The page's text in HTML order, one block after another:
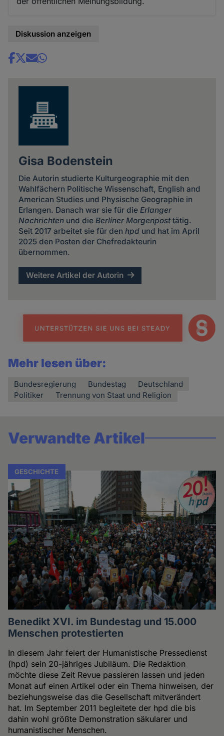
Diskussion anzeigen
Share
Gisa Bodenstein
Die Autorin studierte Kulturgeographie mit den
Wahlfächern Politische Wissenschaft, English and
American Studies und Physische Geographie in
Erlangen. Danach war sie für die Erlanger
Nachrichtenund die Berliner Morgenposttätig.
Seit 2017 arbeitet sie für den hpdund hat im April
2025 den Posten der Chefredakteurin
übernommen.
Weitere Artikel der Autorin
Mehr lesen über:
Bundesregierung Bundestag
Deutschland
Politiker
Trennung von Staat und Religion
Verwandte Artikel
GESCHICHTE
Benedikt XVI. im Bundestag und 15.000
Menschen protestierten
In diesem Jahr feiert der Humanistische Pressedienst
(hpd) sein 20-jähriges Jubiläum. Die Redaktion
möchte diese Zeit Revue passieren lassen und jeden
Monat auf einen Artikel oder ein Thema hinweisen, der
beziehungsweise das die Gesellschaft mitverändert
hat. Im September 2011 begleitete der hpd die bis
dahin wohl größte Demonstration säkularer und
humanistischer Menschen.